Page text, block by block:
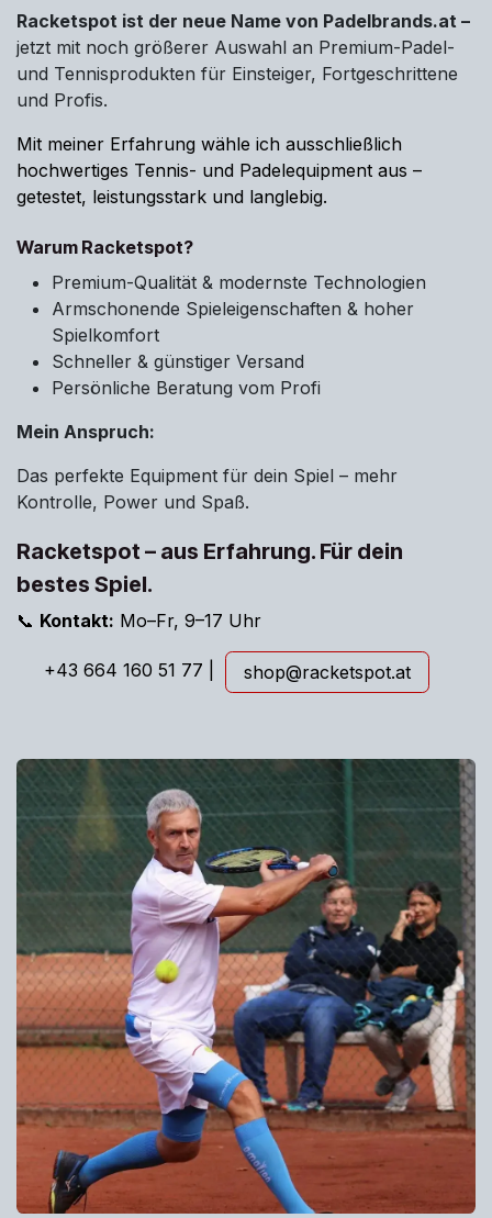
Racketspot ist der neue Name von Padelbrands.at –
jetzt mit noch größerer Auswahl an Premium-Padel-
und Tennisprodukten für Einsteiger, Fortgeschrittene
und Profis.
Mit meiner Erfahrung wähle ich ausschließlich
hochwertiges Tennis- und Padelequipment aus –
getestet, leistungsstark und langlebig.
Warum Racketspot?
Premium-Qualität & modernste Technologien
Armschonende Spieleigenschaften & hoher
Spielkomfort
Schneller & günstiger Versand
Persönliche Beratung vom Profi
Mein Anspruch:
Das perfekte Equipment für dein Spiel – mehr
Kontrolle, Power und Spaß.
Racketspot – aus Erfahrung. Für dein
bestes Spiel.
📞 Kontakt: Mo–Fr, 9–17 Uhr
+43 664 160 51 77 | shop@racketspot.at